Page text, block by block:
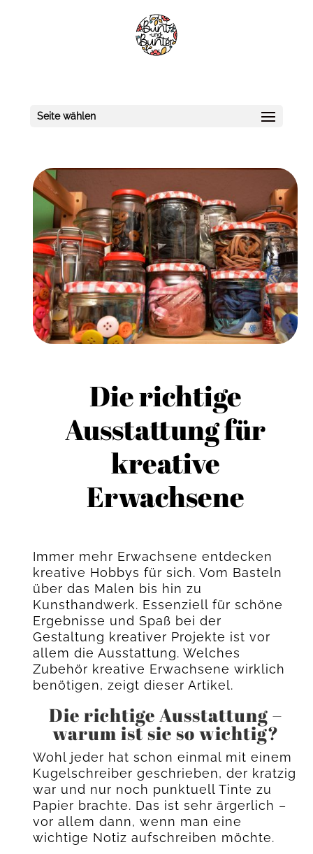
Seite wählen
Die richtige
Ausstattung für
kreative
Erwachsene
Immer mehr Erwachsene entdecken
kreative Hobbys für sich. Vom Basteln
über das Malen bis hin zu
Kunsthandwerk. Essenziell für schöne
Ergebnisse und Spaß bei der
Gestaltung kreativer Projekte ist vor
allem die Ausstattung. Welches
Zubehör kreative Erwachsene wirklich
benötigen, zeigt dieser Artikel.
Die richtige Ausstattung –
warum ist sie so wichtig?
Wohl jeder hat schon einmal mit einem
Kugelschreiber geschrieben, der kratzig
war und nur noch punktuell Tinte zu
Papier brachte. Das ist sehr ärgerlich –
vor allem dann, wenn man eine
wichtige Notiz aufschreiben möchte.